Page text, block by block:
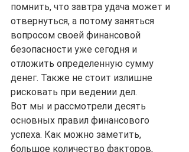
помнить, что завтра удача может и
отвернуться, а потому заняться
вопросом своей финансовой
безопасности уже сегодня и
отложить определенную сумму
денег. Также не стоит излишне
рисковать при ведении дел.
Вот мы и рассмотрели десять
основных правил финансового
успеха. Как можно заметить,
большое количество факторов,